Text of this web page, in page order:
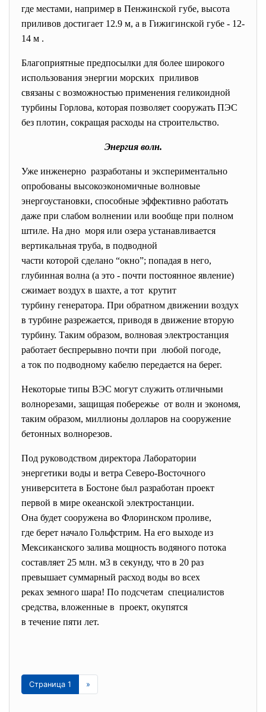
где местами, например в Пенжинской губе, высота
приливов достигает 12.9 м, а в Гижигинской губе - 12-
14 м .
Благоприятные предпосылки для более широкого
использования энергии морских приливов
связаны с возможностью применения геликоидной
турбины Горлова, которая позволяет сооружать ПЭС
без плотин, сокращая расходы на строительство.
Энергия волн.
Уже инженерно разработаны и экспериментально
опробованы высокоэкономичные волновые
энергоустановки, способные эффективно работать
даже при слабом волнении или вообще при полном
штиле. На дно моря или озера устанавливается
вертикальная труба, в подводной
части которой сделано “окно”; попадая в него,
глубинная волна (а это - почти постоянное явление)
сжимает воздух в шахте, а тот крутит
турбину генератора. При обратном движении воздух
в турбине разрежается, приводя в движение вторую
турбину. Таким образом, волновая электростанция
работает беспрерывно почти при любой погоде,
а ток по подводному кабелю передается на берег.
Некоторые типы ВЭС могут служить отличными
волнорезами, защищая побережье от волн и экономя,
таким образом, миллионы долларов на сооружение
бетонных волнорезов.
Под руководством директора Лаборатории
энергетики воды и ветра Северо-Восточного
университета в Бостоне был разработан проект
первой в мире океанской электростанции.
Она будет сооружена во Флоринском проливе,
где берет начало Гольфстрим. На его выходе из
Мексиканского залива мощность водяного потока
составляет 25 млн. м3 в секунду, что в 20 раз
превышает суммарный расход воды во всех
реках земного шара! По подсчетам специалистов
средства, вложенные в проект, окупятся
в течение пяти лет.
Страница 1 »